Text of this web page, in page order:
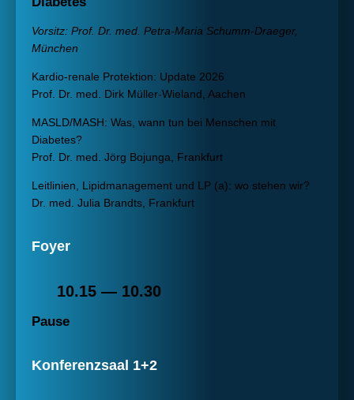
Vorsitz: Prof. Dr. med. Petra-Maria Schumm-Draeger,
München
Kardio-renale Protektion: Update 2026
Prof. Dr. med. Dirk Müller-Wieland, Aachen
MASLD/MASH: Was, wann tun bei Menschen mit
Diabetes?
Prof. Dr. med. Jörg Bojunga, Frankfurt
Leitlinien, Lipidmanagement und LP (a): wo stehen wir?
Dr. med. Julia Brandts, Frankfurt
Foyer
10.15 — 10.30
Pause
Konferenzsaal 1+2